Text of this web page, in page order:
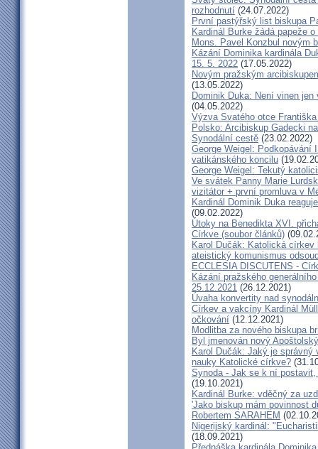
rozhodnutí (24.07.2022)
První pastýřský list biskupa
Kardinál Burke žádá papeže
Mons. Pavel Konzbul novým
Kázání Dominika kardinála
15. 5. 2022 (17.05.2022)
Novým pražským
(13.05.2022)
Dominik Duka: Není vinen
(04.05.2022)
Výzva Svatého otce
Polsko: Arcibiskup Gadecki
Synodální cestě (23.02.2022)
George Weigel: Podkopávání
vatikánského koncilu
George Weigel: Tekutý
Ve svátek Panny Marie
vizitátor + první promluva v
Kardinál Dominik Duka
(09.02.2022)
Útoky na Benedikta XVI.
Církve (soubor článků)
Karol Dučák: Katolická církev
ateistický komunismus
ECCLESIA DISCUTENS -
Kázání pražského
25.12.2021 (26.12.2021)
Úvaha konvertity nad
Církev a vakcíny Kardinál
očkování (12.12.2021)
Modlitba za nového biskupa
Byl jmenován nový
Karol Dučák: Jaký je
nauky Katolické církve?
Synoda - Jak se k ní
(19.10.2021)
Kardinál Burke: vděčný za
'Jako biskup mám povinnost
Robertem SARAHEM
Nigerijský kardinál:
(18.09.2021)